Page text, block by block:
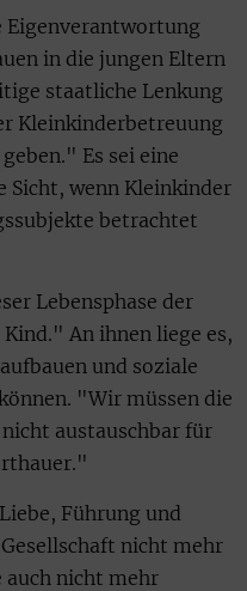
Eigenverantwortung
in die jungen Eltern
staatliche Lenkung
Kleinkinderbetreuung
Es sei eine
Sicht, wenn Kleinkinder
betrachtet
Lebensphase der
An ihnen liege es,
und soziale
"Wir müssen die
austauschbar für
Führung und
nicht mehr
auch nicht mehr